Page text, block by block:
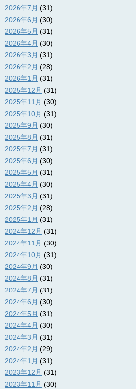
2026年7月 (31)
2026年6月 (30)
2026年5月 (31)
2026年4月 (30)
2026年3月 (31)
2026年2月 (28)
2026年1月 (31)
2025年12月 (31)
2025年11月 (30)
2025年10月 (31)
2025年9月 (30)
2025年8月 (31)
2025年7月 (31)
2025年6月 (30)
2025年5月 (31)
2025年4月 (30)
2025年3月 (31)
2025年2月 (28)
2025年1月 (31)
2024年12月 (31)
2024年11月 (30)
2024年10月 (31)
2024年9月 (30)
2024年8月 (31)
2024年7月 (31)
2024年6月 (30)
2024年5月 (31)
2024年4月 (30)
2024年3月 (31)
2024年2月 (29)
2024年1月 (31)
2023年12月 (31)
2023年11月 (30)